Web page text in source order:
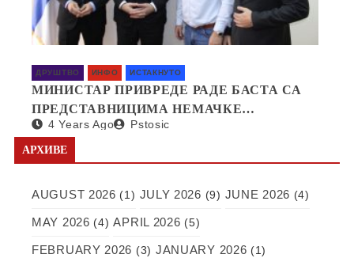
ДРУШТВО ИНФО ИСТАКНУТО
МИНИСТАР ПРИВРЕДЕ РАДЕ БАСТА СА
ПРЕДСТАВНИЦИМА НЕМАЧКЕ
КОМПАНИЈЕ SAPI О ОТВАРАЊУ
ФАБРИКЕ У СРБИЈИ
4 Years Ago Pstosic
АРХИВЕ
AUGUST 2026 (1) JULY 2026 (9) JUNE 2026 (4)
MAY 2026 (4) APRIL 2026 (5)
FEBRUARY 2026 (3) JANUARY 2026 (1)